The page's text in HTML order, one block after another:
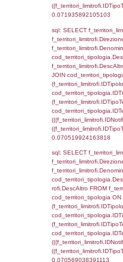
'%d/%m/
'%d/%m/
WHERE
sql:
FROM
sql:
f_confini
ON
INNER